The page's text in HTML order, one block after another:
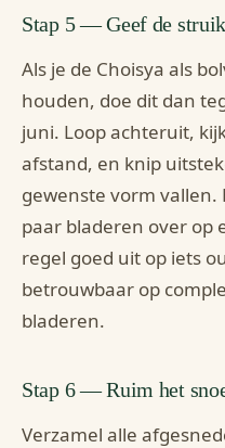
Stap 5 — Geef de
Als je de Choisya als
houden, doe dit dan
juni. Loop achteruit,
afstand, en knip
gewenste vorm
paar bladeren over op
regel goed uit op iets
betrouwbaar op
bladeren.
Stap 6 — Ruim het
Verzamel alle